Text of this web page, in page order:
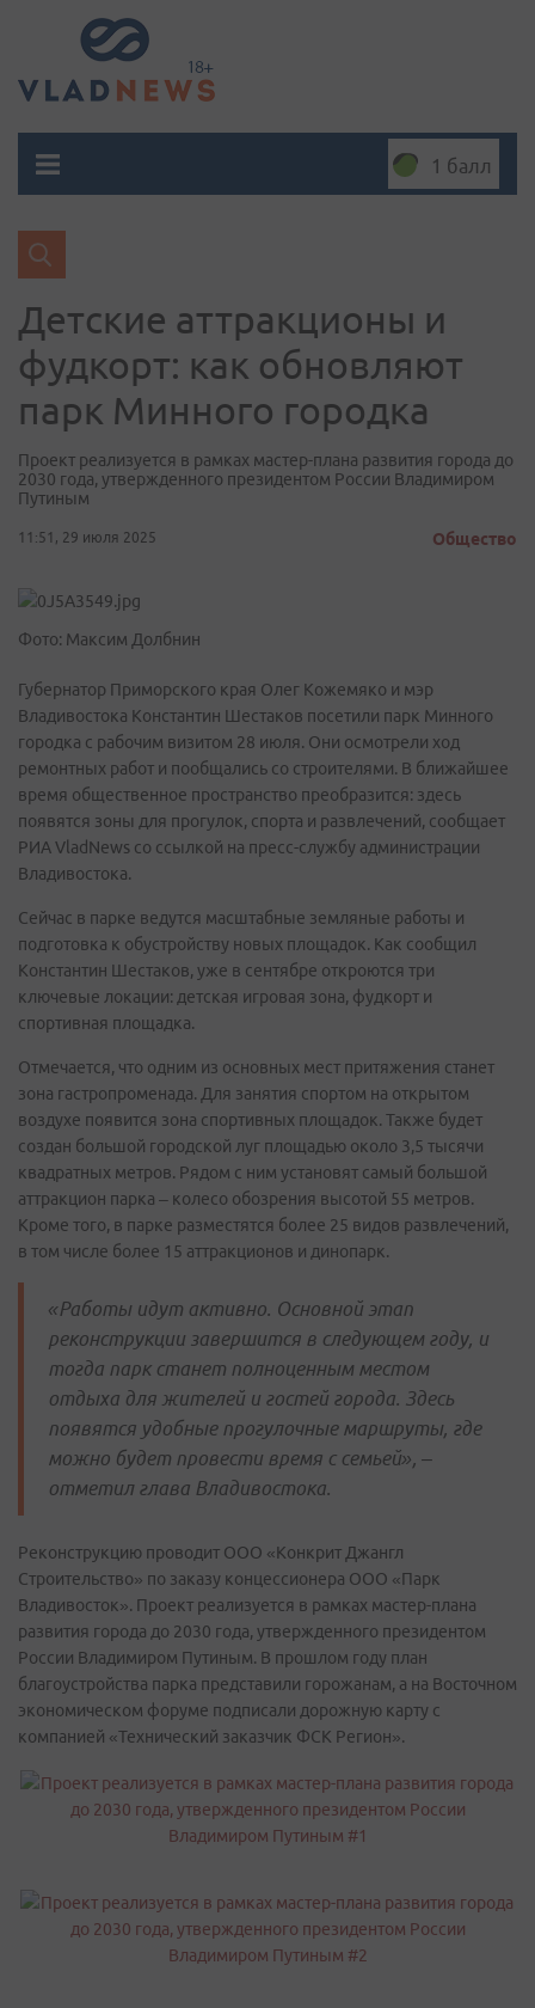
1 балл
Детские аттракционы и
фудкорт: как обновляют
парк Минного городка
Проект реализуется в рамках мастер-плана развития города до
2030 года, утвержденного президентом России Владимиром
Путиным
11:51, 29 июля 2025 Общество
Фото: Максим Долбнин
Губернатор Приморского края Олег Кожемяко и мэр
Владивостока Константин Шестаков посетили парк Минного
городка с рабочим визитом 28 июля. Они осмотрели ход
ремонтных работ и пообщались со строителями. В ближайшее
время общественное пространство преобразится: здесь
появятся зоны для прогулок, спорта и развлечений, сообщает
РИА VladNews со ссылкой на пресс-службу администрации
Владивостока.
Сейчас в парке ведутся масштабные земляные работы и
подготовка к обустройству новых площадок. Как сообщил
Константин Шестаков, уже в сентябре откроются три
ключевые локации: детская игровая зона, фудкорт и
спортивная площадка.
Отмечается, что одним из основных мест притяжения станет
зона гастропроменада. Для занятия спортом на открытом
воздухе появится зона спортивных площадок. Также будет
создан большой городской луг площадью около 3,5 тысячи
квадратных метров. Рядом с ним установят самый большой
аттракцион парка – колесо обозрения высотой 55 метров.
Кроме того, в парке разместятся более 25 видов развлечений,
в том числе более 15 аттракционов и динопарк.
«Работы идут активно. Основной этап
реконструкции завершится в следующем году, и
тогда парк станет полноценным местом
отдыха для жителей и гостей города. Здесь
появятся удобные прогулочные маршруты, где
можно будет провести время с семьей», –
отметил глава Владивостока.
Реконструкцию проводит ООО «Конкрит Джангл
Строительство» по заказу концессионера ООО «Парк
Владивосток». Проект реализуется в рамках мастер-плана
развития города до 2030 года, утвержденного президентом
России Владимиром Путиным. В прошлом году план
благоустройства парка представили горожанам, а на Восточном
экономическом форуме подписали дорожную карту с
компанией «Технический заказчик ФСК Регион».